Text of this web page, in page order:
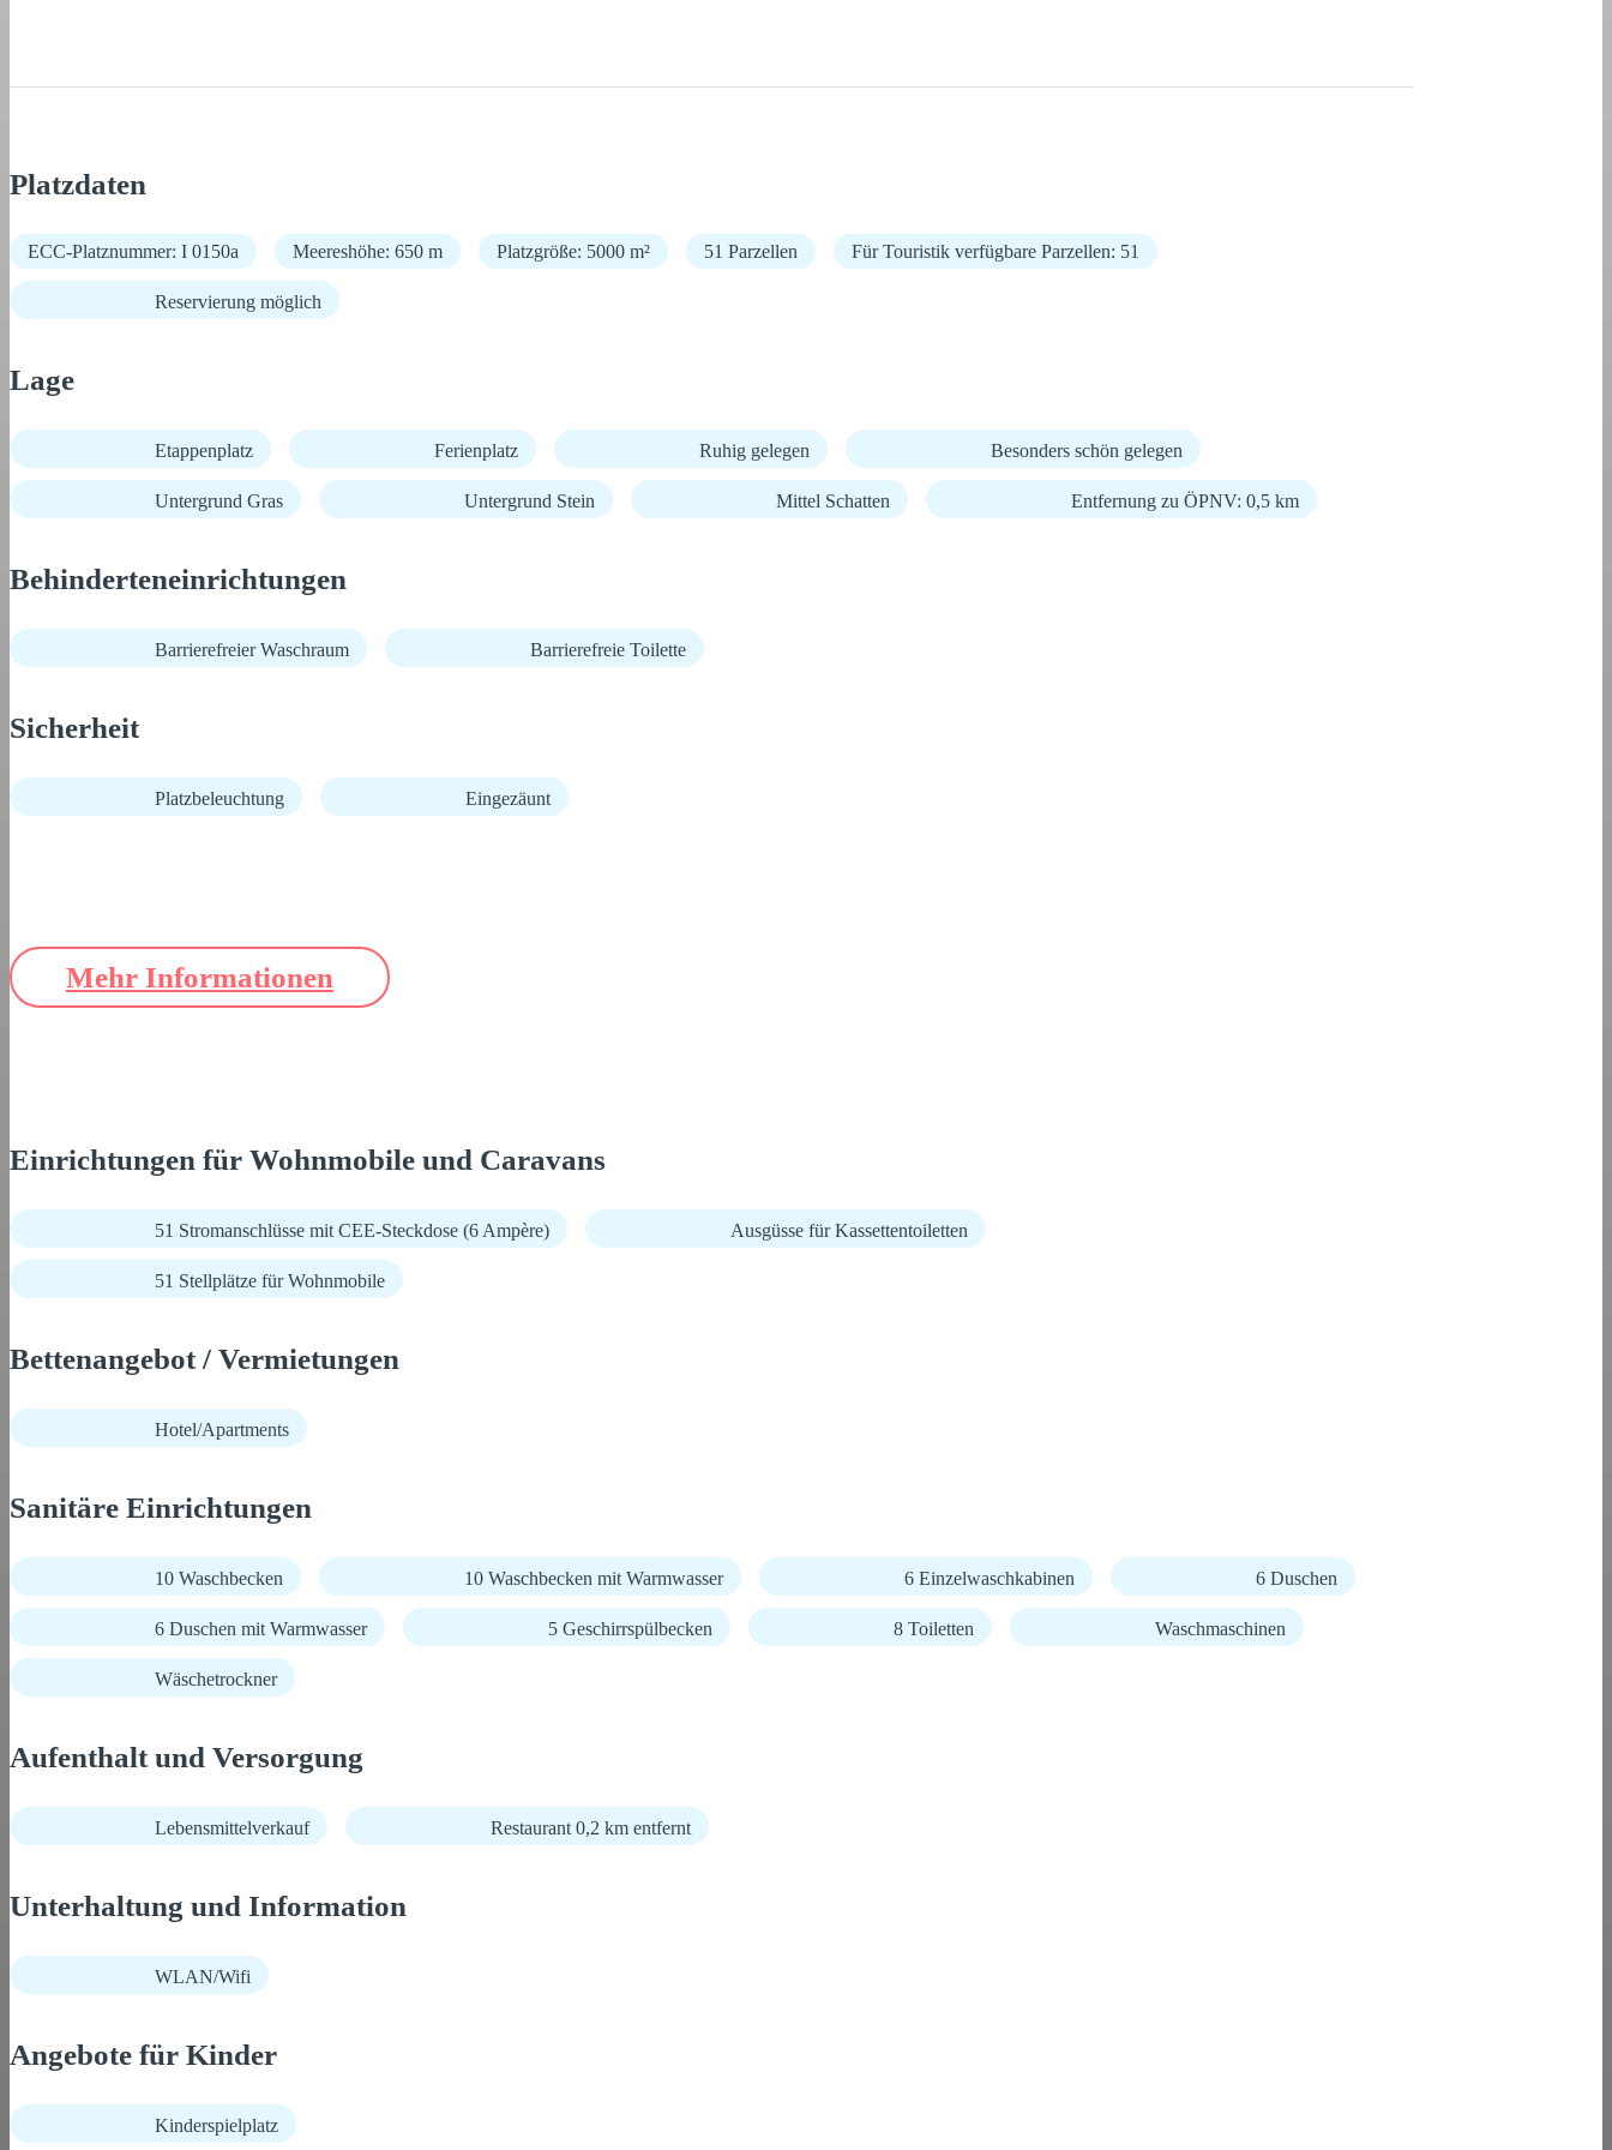
Platzdaten
ECC-Platznummer: I 0150a Meereshöhe: 650 m Platzgröße: 5000 m² 51 Parzellen Für Touristik verfügbare Parzellen: 51
Reservierung möglich
Lage
Etappenplatz Ferienplatz Ruhig gelegen Besonders schön gelegen
Untergrund Gras Untergrund Stein Mittel Schatten Entfernung zu ÖPNV: 0,5 km
Behinderteneinrichtungen
Barrierefreier Waschraum Barrierefreie Toilette
Sicherheit
Platzbeleuchtung Eingezäunt
Mehr Informationen
Einrichtungen für Wohnmobile und Caravans
51 Stromanschlüsse mit CEE-Steckdose (6 Ampère) Ausgüsse für Kassettentoiletten
51 Stellplätze für Wohnmobile
Bettenangebot / Vermietungen
Hotel/Apartments
Sanitäre Einrichtungen
10 Waschbecken 10 Waschbecken mit Warmwasser 6 Einzelwaschkabinen 6 Duschen
6 Duschen mit Warmwasser 5 Geschirrspülbecken 8 Toiletten Waschmaschinen
Wäschetrockner
Aufenthalt und Versorgung
Lebensmittelverkauf Restaurant 0,2 km entfernt
Unterhaltung und Information
WLAN/Wifi
Angebote für Kinder
Kinderspielplatz